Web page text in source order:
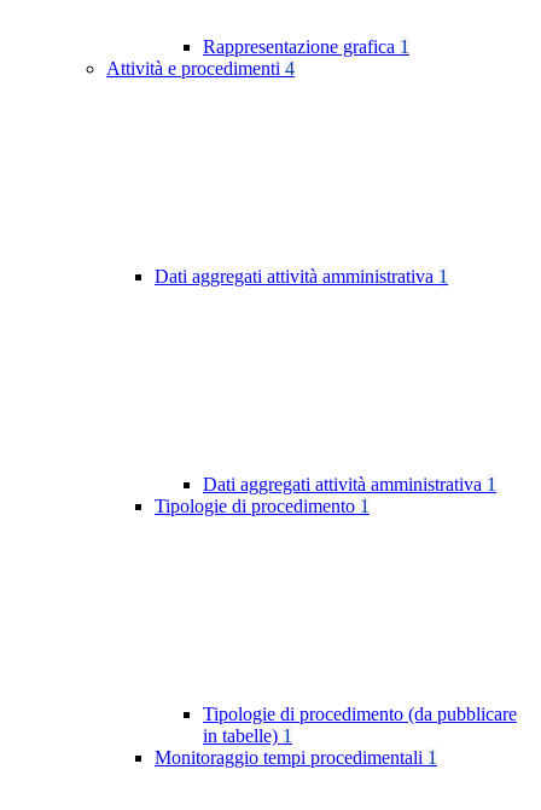
Rappresentazione grafica 1
Attività e procedimenti 4
Dati aggregati attività amministrativa 1
Dati aggregati attività amministrativa 1
Tipologie di procedimento 1
Tipologie di procedimento (da pubblicare
in tabelle) 1
Monitoraggio tempi procedimentali 1